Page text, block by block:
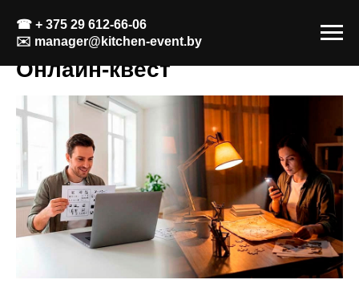
☎ + 375 29 612-66-06
✉️ manager@kitchen-event.by
Онлайн-квест